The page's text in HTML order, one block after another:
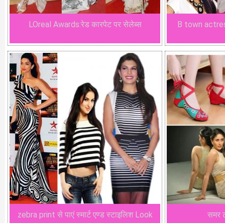
LOreal Awards:रेड कारपेट पर सेलेब्स B town
zebra print से पाएं स्मार्ट एण्ड स्टाइलिश Look समर